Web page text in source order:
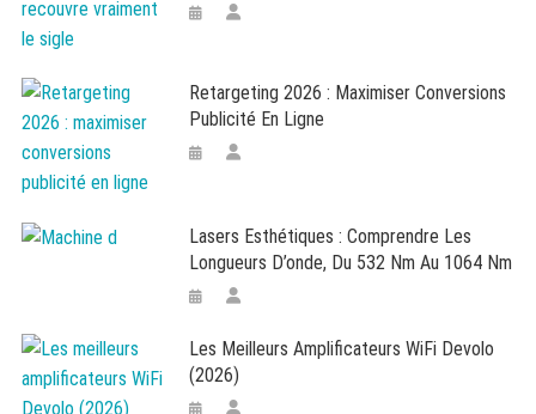
Retargeting 2026 : Maximiser Conversions
Publicité En Ligne
Lasers Esthétiques : Comprendre Les
Longueurs D’onde, Du 532 Nm Au 1064 Nm
Les Meilleurs Amplificateurs WiFi Devolo
(2026)